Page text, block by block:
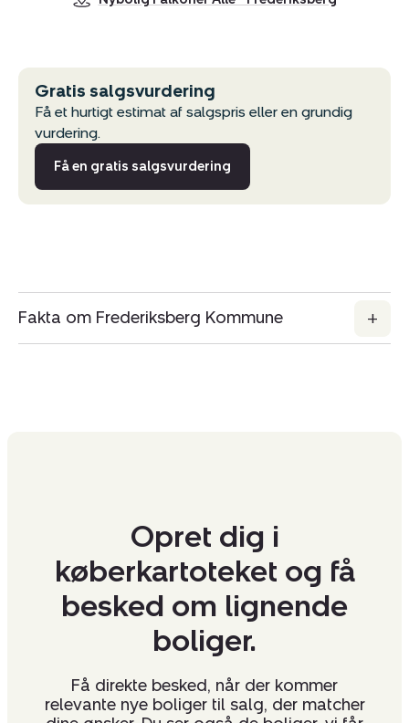
Gratis salgsvurdering
Få et hurtigt estimat af salgspris eller en grundig
vurdering.
Få en gratis salgsvurdering
Fakta om Frederiksberg Kommune
Opret dig i
køberkartoteket og få
besked om lignende
boliger.
Få direkte besked, når der kommer
relevante nye boliger til salg, der matcher